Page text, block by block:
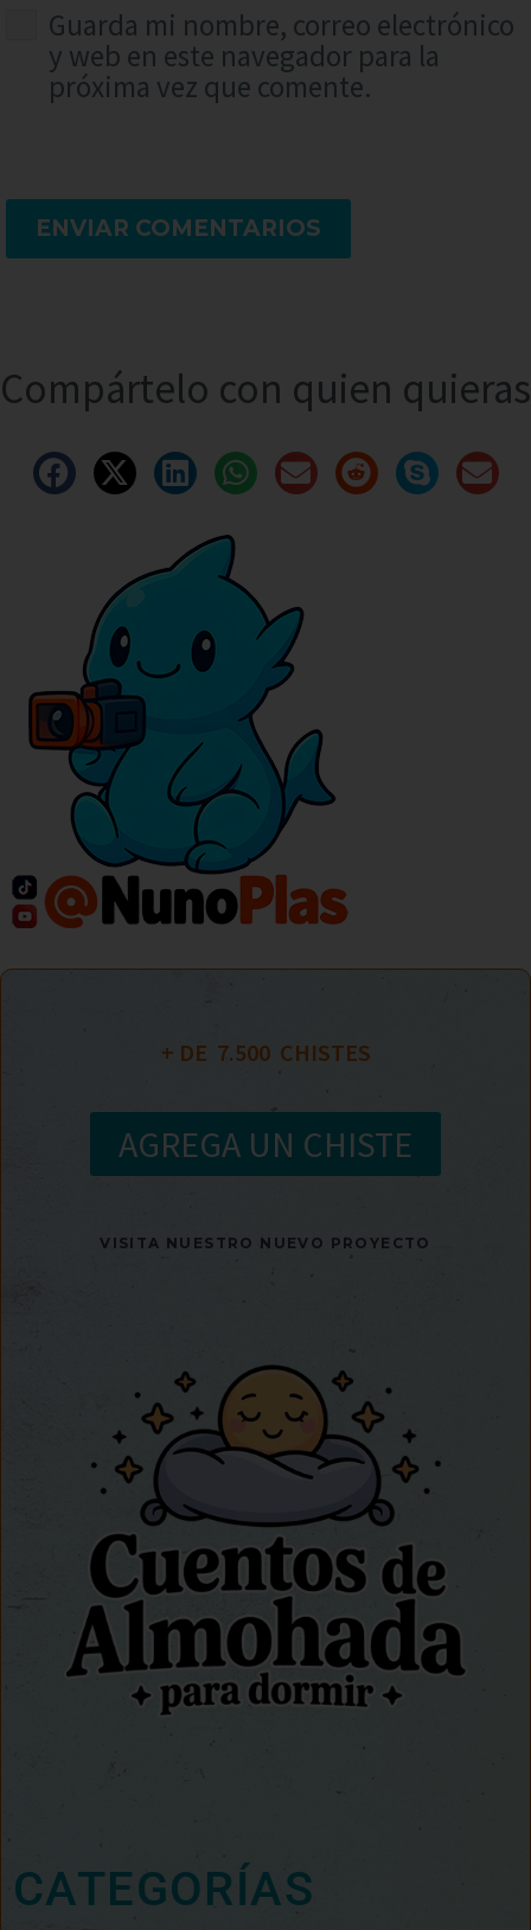
Guarda mi nombre, correo electrónico
y web en este navegador para la
próxima vez que comente.
ENVIAR COMENTARIOS
Compártelo con quien quieras
+ DE 7.500
  CHISTES
AGREGA UN CHISTE
VISITA NUESTRO NUEVO PROYECTO
CATEGORÍAS